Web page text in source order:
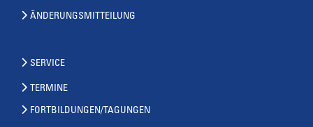
ÄNDERUNGSMITTEILUNG
SERVICE
TERMINE
FORTBILDUNGEN/TAGUNGEN